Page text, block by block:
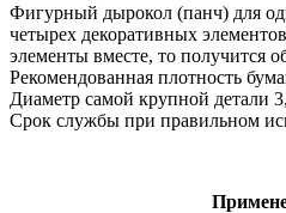
Фигурный дырокол (панч) для
четырех декоративных
элементы вместе, то получится
Рекомендованная плотность
Диаметр самой крупной детали
Срок службы при правильном